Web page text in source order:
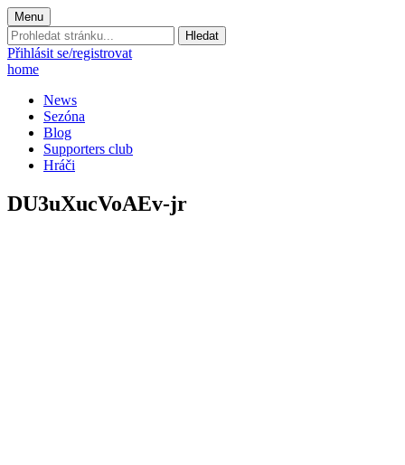
Menu
Prohledat
stránku:
Přihlásit se/registrovat
home
News
Sezóna
Blog
Supporters club
Hráči
DU3uXucVoAEv-jr